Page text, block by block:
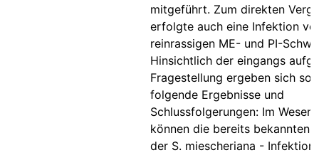
mitgeführt. Zum direkten
erfolgte auch eine Infektion
reinrassigen ME- und PI-
Hinsichtlich der eingangs
Fragestellung ergeben sich
folgende Ergebnisse und
Schlussfolgerungen: Im
können die bereits bekannten
der S. miescheriana -